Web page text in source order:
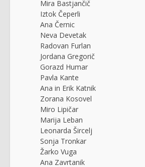
Mira Bastjančič
Iztok Čeperli
Ana Černic
Neva Devetak
Radovan Furlan
Jordana Gregorič
Gorazd Humar
Pavla Kante
Ana in Erik Katnik
Zorana Kosovel
Miro Lipičar
Marija Leban
Leonarda Šircelj
Sonja Tronkar
Žarko Vuga
Ana Zavrtanik